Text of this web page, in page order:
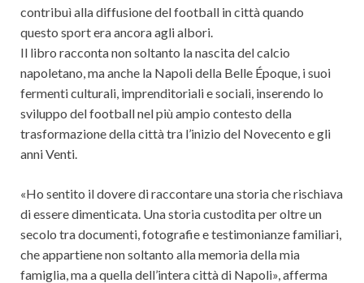
contribuì alla diffusione del football in città quando
questo sport era ancora agli albori.
Il libro racconta non soltanto la nascita del calcio
napoletano, ma anche la Napoli della Belle Époque, i suoi
fermenti culturali, imprenditoriali e sociali, inserendo lo
sviluppo del football nel più ampio contesto della
trasformazione della città tra l’inizio del Novecento e gli
anni Venti.
«Ho sentito il dovere di raccontare una storia che rischiava
di essere dimenticata. Una storia custodita per oltre un
secolo tra documenti, fotografie e testimonianze familiari,
che appartiene non soltanto alla memoria della mia
famiglia, ma a quella dell’intera città di Napoli», afferma